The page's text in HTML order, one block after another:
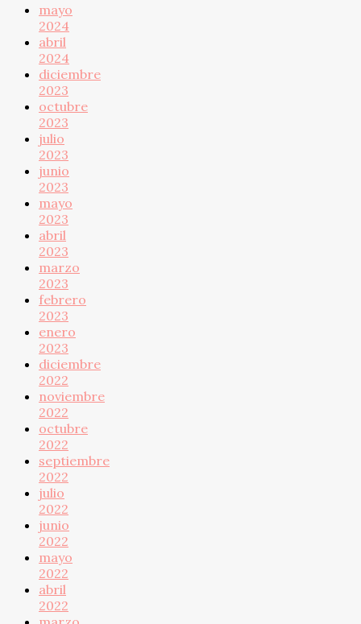
mayo
2024
abril
2024
diciembre
2023
octubre
2023
julio
2023
junio
2023
mayo
2023
abril
2023
marzo
2023
febrero
2023
enero
2023
diciembre
2022
noviembre
2022
octubre
2022
septiembre
2022
julio
2022
junio
2022
mayo
2022
abril
2022